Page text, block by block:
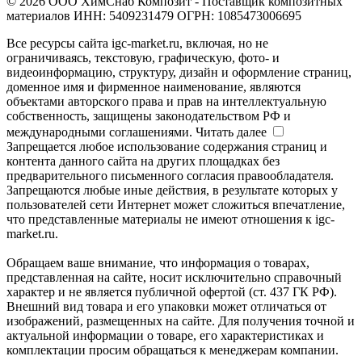
материалов ИНН: 5409231479 ОГРН: 1085473006695
Все ресурсы сайта igc-market.ru, включая, но не
ограничиваясь, текстовую, графическую, фото- и
видеоинформацию, структуру, дизайн и оформление страниц,
доменное имя и фирменное наименование, являются
объектами авторского права и прав на интеллектуальную
собственность, защищены законодательством РФ и
международными соглашениями. Читать далее
Запрещается любое использование содержания страниц и
контента данного сайта на других площадках без
предварительного письменного согласия правообладателя.
Запрещаются любые иные действия, в результате которых у
пользователей сети Интернет может сложиться впечатление,
что представленные материалы не имеют отношения к igc-
market.ru.
Обращаем ваше внимание, что информация о товарах,
представленная на сайте, носит исключительно справочный
характер и не является публичной офертой (ст. 437 ГК РФ).
Внешний вид товара и его упаковки может отличаться от
изображений, размещенных на сайте. Для получения точной и
актуальной информации о товаре, его характеристиках и
комплектации просим обращаться к менеджерам компании.